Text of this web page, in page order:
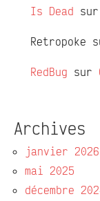
Is Dead sur
Retropoke
RedBug sur
Archives
janvier 2026
mai 2025
décembre